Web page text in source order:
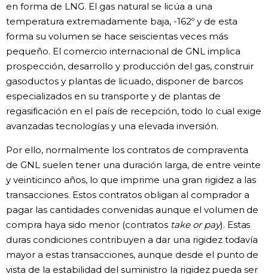
en forma de LNG. El gas natural se licúa a una
temperatura extremadamente baja, -162º y de esta
forma su volumen se hace seiscientas veces más
pequeño. El comercio internacional de GNL implica
prospección, desarrollo y producción del gas, construir
gasoductos y plantas de licuado, disponer de barcos
especializados en su transporte y de plantas de
regasificación en el país de recepción, todo lo cual exige
avanzadas tecnologías y una elevada inversión.
Por ello, normalmente los contratos de compraventa
de GNL suelen tener una duración larga, de entre veinte
y veinticinco años, lo que imprime una gran rigidez a las
transacciones. Estos contratos obligan al comprador a
pagar las cantidades convenidas aunque el volumen de
compra haya sido menor (contratos take or pay). Estas
duras condiciones contribuyen a dar una rigidez todavía
mayor a estas transacciones, aunque desde el punto de
vista de la estabilidad del suministro la rigidez pueda ser